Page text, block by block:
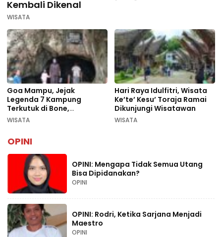
Kembali Dikenal
WISATA
Goa Mampu, Jejak
Legenda 7 Kampung
Terkutuk di Bone,
Rekomendasi Liburan
WISATA
Hari Raya Idulfitri, Wisata
Ke’te’ Kesu’ Toraja Ramai
Dikunjungi Wisatawan
WISATA
OPINI
OPINI: Mengapa Tidak Semua Utang
Bisa Dipidanakan?
OPINI
OPINI: Rodri, Ketika Sarjana Menjadi
Maestro
OPINI